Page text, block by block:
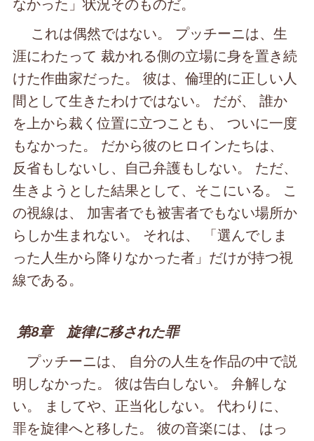
これは偶然ではない。 プッチーニは、生
涯にわたって 裁かれる側の立場に身を置き続
けた作曲家だった。 彼は、倫理的に正しい人
間として生きたわけではない。 だが、 誰か
を上から裁く位置に立つことも、 ついに一度
もなかった。 だから彼のヒロインたちは、
反省もしないし、自己弁護もしない。 ただ、
生きようとした結果として、そこにいる。 こ
の視線は、 加害者でも被害者でもない場所か
らしか生まれない。 それは、 「選んでしま
った人生から降りなかった者」だけが持つ視
線である。
第8章 旋律に移された罪
プッチーニは、 自分の人生を作品の中で説
明しなかった。 彼は告白しない。 弁解しな
い。 ましてや、正当化しない。 代わりに、
罪を旋律へと移した。 彼の音楽には、 はっ